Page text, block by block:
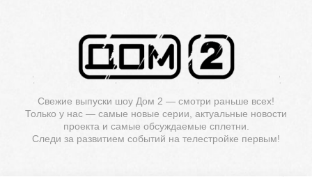
Свежие выпуски шоу Дом 2 — смотри раньше всех!
Только у нас — самые новые серии, актуальные новости
проекта и самые обсуждаемые сплетни.
Следи за развитием событий на телестройке первым!